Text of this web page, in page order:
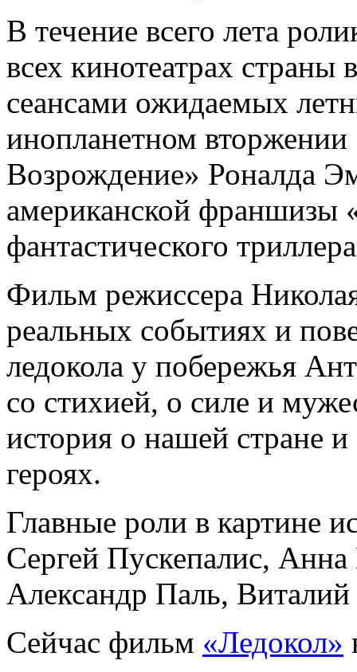
В течение всего лета
всех кинотеатрах страны
сеансами ожидаемых
инопланетном
Возрождение» Роналда
американской франшизы
фантастического
Фильм режиссера
реальных событиях и
ледокола у побережья
со стихией, о силе и
история о нашей стране
героях.
Главные роли в картине
Сергей Пускепалис,
Александр Паль,
Сейчас фильм «Ледокол»